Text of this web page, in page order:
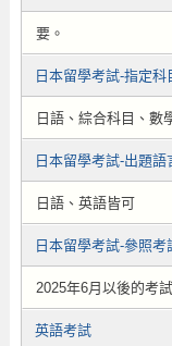
要。
日本留學考試-指定科
日語、綜合科目、數
日本留學考試-出題語
日語、英語皆可
日本留學考試-參照考
2025年6月以後的考試
英語考試